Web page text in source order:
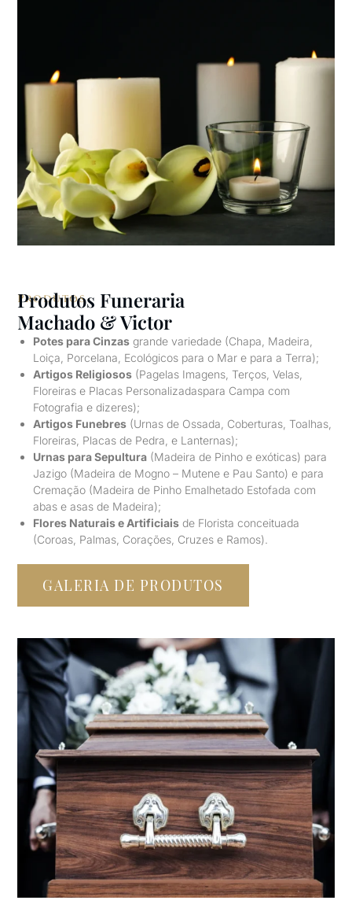
Produtos
Produtos Funeraria
Machado & Victor
Potes para Cinzas grande variedade (Chapa, Madeira,
Loiça, Porcelana, Ecológicos para o Mar e para a Terra);
Artigos Religiosos (Pagelas Imagens, Terços, Velas,
Floreiras e Placas Personalizadaspara Campa com
Fotografia e dizeres);
Artigos Funebres (Urnas de Ossada, Coberturas, Toalhas,
Floreiras, Placas de Pedra, e Lanternas);
Urnas para Sepultura (Madeira de Pinho e exóticas) para
Jazigo (Madeira de Mogno – Mutene e Pau Santo) e para
Cremação (Madeira de Pinho Emalhetado Estofada com
abas e asas de Madeira);
Flores Naturais e Artificiais de Florista conceituada
(Coroas, Palmas, Corações, Cruzes e Ramos).
GALERIA DE PRODUTOS